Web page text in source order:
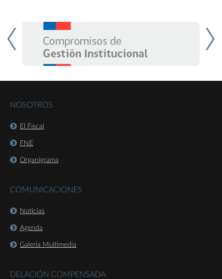
NOSOTROS
El Fiscal
FNE
Organigrama
COMUNICACIONES
Noticias
Agenda
Galería Multimedia
DELACIÓN COMPENSADA